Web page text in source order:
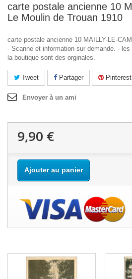
carte postale ancienne 10
Le Moulin de Trouan 1910
carte postale ancienne 10 MAILLY-LE-
- Scanne et information sur demande. -
la boutique sont des orginales.
Tweet Partager Pinterest
Envoyer à un ami
9,90 €
Ajouter au panier